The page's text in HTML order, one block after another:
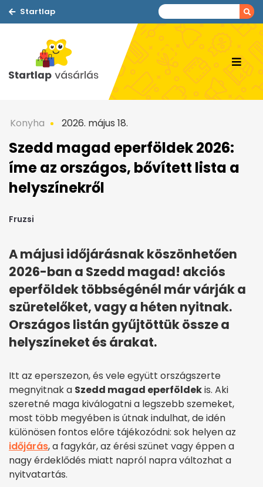
Startlap
Konyha 2026. május 18.
Szedd magad eperföldek 2026:
íme az országos, bővített lista a
helyszínekről
Fruzsi
A májusi időjárásnak köszönhetően
2026-ban a Szedd magad! akciós
eperföldek többségénél már várják a
szüretelőket, vagy a héten nyitnak.
Országos listán gyűjtöttük össze a
helyszíneket és árakat.
Itt az eperszezon, és vele együtt országszerte
megnyitnak a Szedd magad eperföldekis. Aki
szeretné maga kiválogatni a legszebb szemeket,
most több megyében is útnak indulhat, de idén
különösen fontos előre tájékozódni: sok helyen az
időjárás, a fagykár, az érési szünet vagy éppen a
nagy érdeklődés miatt napról napra változhat a
nyitvatartás.